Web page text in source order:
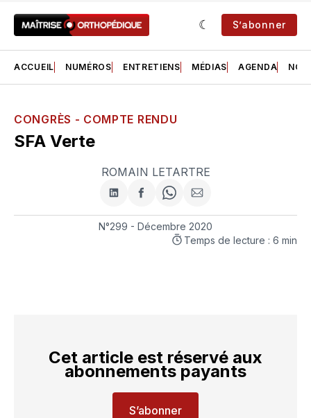
S’abonner
ACCUEIL NUMÉROS ENTRETIENS MÉDIAS AGENDA NOS
CONGRÈS - COMPTE RENDU
SFA Verte
ROMAIN LETARTRE
Partager
sur
LinkedIn
Partager
sur
Facebook
Share
on
WhatsApp
Partager
par
courriel
N°299 - Décembre 2020
Temps de lecture : 6 min
Cet article est réservé aux
abonnements payants
S’abonner